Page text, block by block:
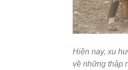
Hiện nay, xu
về những thập